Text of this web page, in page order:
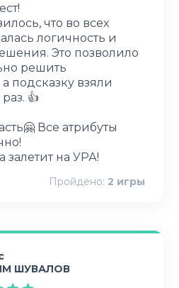
что во всех
логичность и
Это позволило
решить
подсказку взяли
👍
Все атрибуты
на УРА!
Пройдено: 2 игры
ШУВАЛОВ